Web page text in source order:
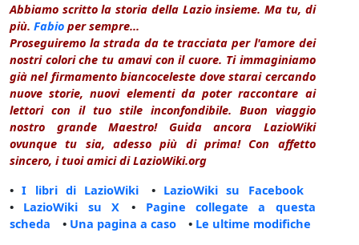
Abbiamo scritto la storia della Lazio insieme. Ma tu, di
più. Fabio per sempre...
Proseguiremo la strada da te tracciata per l'amore dei
nostri colori che tu amavi con il cuore. Ti immaginiamo
già nel firmamento biancoceleste dove starai cercando
nuove storie, nuovi elementi da poter raccontare ai
lettori con il tuo stile inconfondibile. Buon viaggio
nostro grande Maestro! Guida ancora LazioWiki
ovunque tu sia, adesso più di prima! Con affetto
sincero, i tuoi amici di LazioWiki.org
•I libri di LazioWiki • LazioWiki su Facebook
• LazioWiki su X • Pagine collegate a questa
scheda • Una pagina a caso • Le ultime modifiche